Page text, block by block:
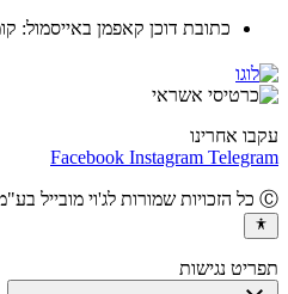
כתובת דוכן קאפמן באייסמול: קומה
אחרינו
Facebook Instagram
נגישות